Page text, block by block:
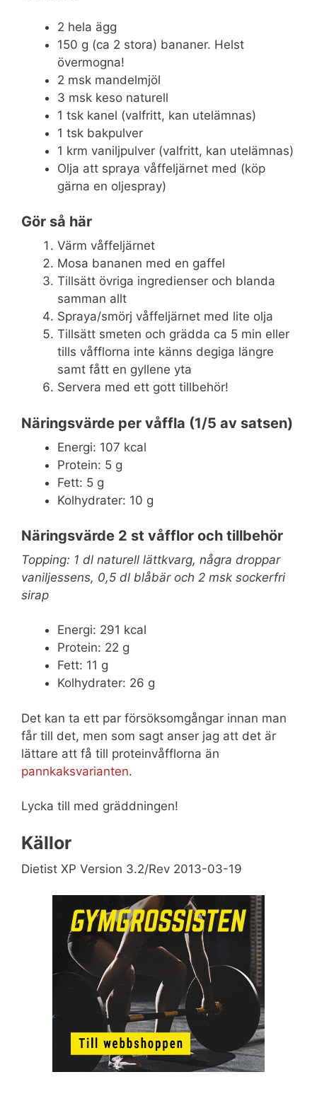
2 hela ägg
150 g (ca 2 stora) bananer. Helst
övermogna!
2 msk mandelmjöl
3 msk keso naturell
1 tsk kanel (valfritt, kan utelämnas)
1 tsk bakpulver
1 krm vaniljpulver (valfritt, kan utelämnas)
Olja att spraya våffeljärnet med (köp
gärna en oljespray)
Gör så här
Värm våffeljärnet
Mosa bananen med en gaffel
Tillsätt övriga ingredienser och blanda
samman allt
Spraya/smörj våffeljärnet med lite olja
Tillsätt smeten och grädda ca 5 min eller
tills våfflorna inte känns degiga längre
samt fått en gyllene yta
Servera med ett gott tillbehör!
Näringsvärde per våffla (1/5 av satsen)
Energi: 107 kcal
Protein: 5 g
Fett: 5 g
Kolhydrater: 10 g
Näringsvärde 2 st våfflor och tillbehör
Topping: 1 dl naturell lättkvarg, några droppar
vaniljessens, 0,5 dl blåbär och 2 msk sockerfri
sirap
Energi: 291 kcal
Protein: 22 g
Fett: 11 g
Kolhydrater: 26 g
Det kan ta ett par försöksomgångar innan man
får till det, men som sagt anser jag att det är
lättare att få till proteinvåfflorna än
pannkaksvarianten.
Lycka till med gräddningen!
Källor
Dietist XP Version 3.2/Rev 2013-03-19